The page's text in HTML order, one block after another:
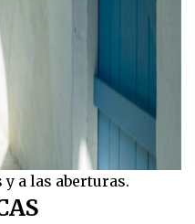
a las aberturas.